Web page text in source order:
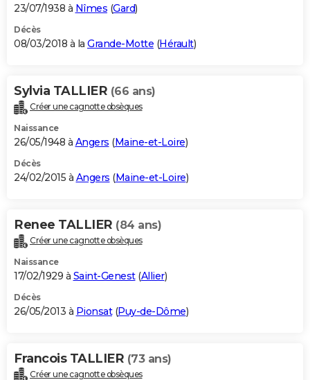
23/07/1938 à Nîmes (Gard)
Décès
08/03/2018 à la Grande-Motte (Hérault)
Sylvia TALLIER (66 ans)
Créer une cagnotte obsèques
Naissance
26/05/1948 à Angers (Maine-et-Loire)
Décès
24/02/2015 à Angers (Maine-et-Loire)
Renee TALLIER (84 ans)
Créer une cagnotte obsèques
Naissance
17/02/1929 à Saint-Genest(Allier)
Décès
26/05/2013 à Pionsat(Puy-de-Dôme)
Francois TALLIER (73 ans)
Créer une cagnotte obsèques